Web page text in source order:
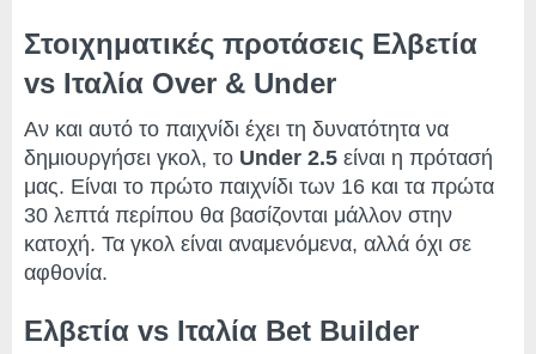
Στοιχηματικές προτάσεις Ελβετία
vs Ιταλία Over & Under
Αν και αυτό το παιχνίδι έχει τη δυνατότητα να
δημιουργήσει γκολ, το Under 2.5 είναι η πρότασή
μας. Είναι το πρώτο παιχνίδι των 16 και τα πρώτα
30 λεπτά περίπου θα βασίζονται μάλλον στην
κατοχή. Τα γκολ είναι αναμενόμενα, αλλά όχι σε
αφθονία.
Ελβετία vs Ιταλία Bet Builder